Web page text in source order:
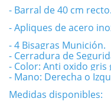
- Barral de 40 cm recto.
- Apliques de acero
- 4 Bisagras Munición.
- Cerradura de
- Color: Anti oxido
- Mano: Derecha o
Medidas disponibles: